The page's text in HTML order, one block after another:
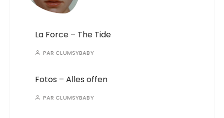
La Force – The Tide
PAR CLUMSYBABY
Fotos – Alles offen
PAR CLUMSYBABY